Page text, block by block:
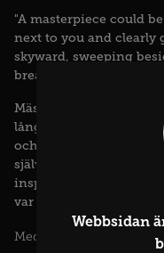
Webbsidan
"A masterpiece could
next to you and clearly
skyward, sweeping
breath of wind for you
Mästerregissören
långfilmer vars
och fascination. I
själv om sitt liv, arbete
inspelningar av poeten
var en viktig influens
Medverkande : Andrej